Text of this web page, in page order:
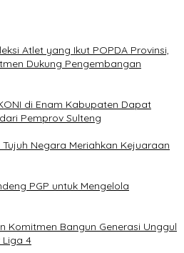
Atlet yang Ikut POPDA Provinsi,
Dukung Pengembangan
di Enam Kabupaten Dapat
Pemprov Sulteng
Negara Meriahkan Kejuaraan
PGP untuk Mengelola
Komitmen Bangun Generasi Unggul
Liga 4